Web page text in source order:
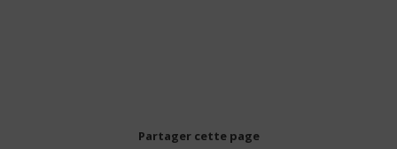
Partager cette page